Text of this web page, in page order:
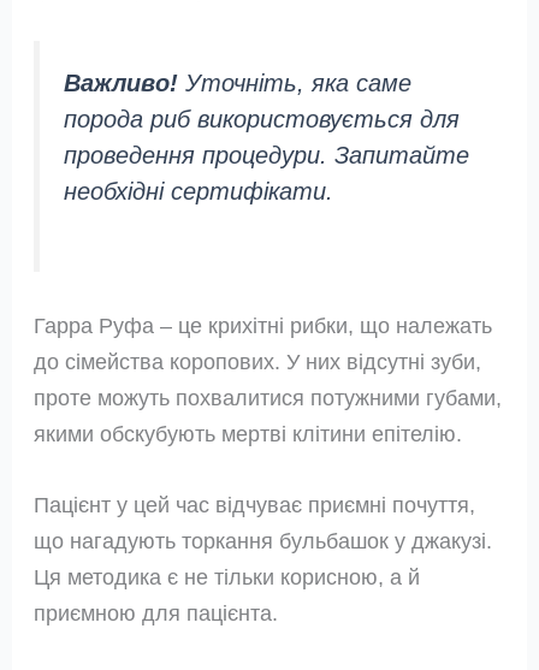
Важливо! Уточніть, яка саме
порода риб використовується для
проведення процедури. Запитайте
необхідні сертифікати.
Гарра Руфа – це крихітні рибки, що належать
до сімейства коропових. У них відсутні зуби,
проте можуть похвалитися потужними губами,
якими обскубують мертві клітини епітелію.
Пацієнт у цей час відчуває приємні почуття,
що нагадують торкання бульбашок у джакузі.
Ця методика є не тільки корисною, а й
приємною для пацієнта.